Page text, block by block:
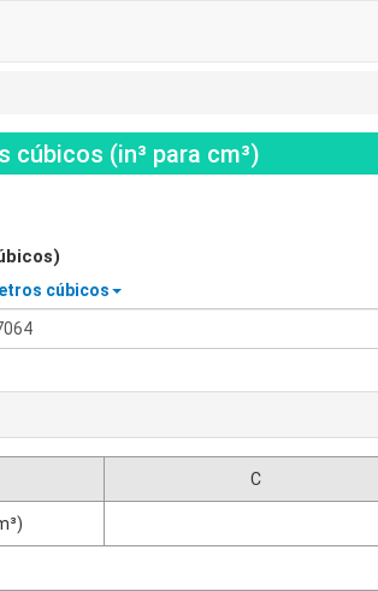
cúbicos (in³ para cm³)
cúbicos
C